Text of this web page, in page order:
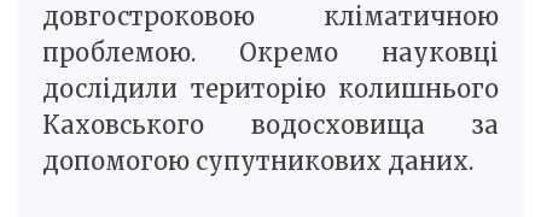
довгостроковою кліматичною
проблемою. Окремо науковці
дослідили територію колишнього
Каховського водосховища за
допомогою супутникових даних.